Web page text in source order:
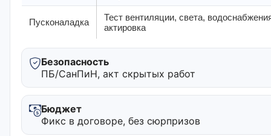
Пусконаладка
Тест вентиляции, света,
актировка
Безопасность
ПБ/СанПиН, акт скрытых работ
Бюджет
Фикс в договоре, без сюрпризов